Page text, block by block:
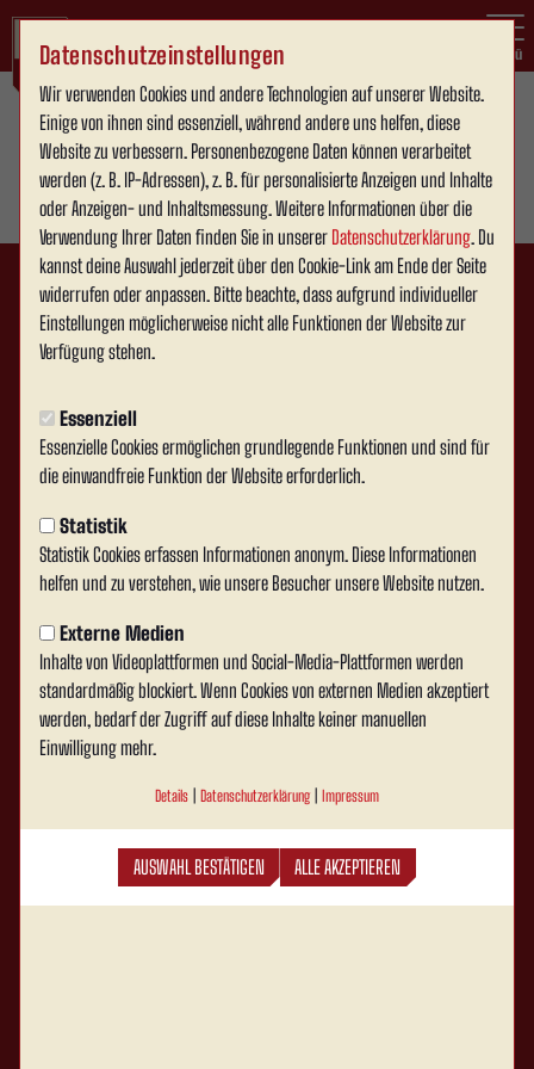
Datenschutzeinstellungen
Wir verwenden Cookies und andere Technologien auf unserer Website.
Einige von ihnen sind essenziell, während andere uns helfen, diese
Website zu verbessern. Personenbezogene Daten können verarbeitet
werden (z. B. IP-Adressen), z. B. für personalisierte Anzeigen und Inhalte
oder Anzeigen- und Inhaltsmessung. Weitere Informationen über die
Verwendung Ihrer Daten finden Sie in unserer Datenschutzerklärung. Du
kannst deine Auswahl jederzeit über den Cookie-Link am Ende der Seite
widerrufen oder anpassen. Bitte beachte, dass aufgrund individueller
Einstellungen möglicherweise nicht alle Funktionen der Website zur
Verfügung stehen.
Essenziell
Essenzielle Cookies ermöglichen grundlegende Funktionen und sind für
die einwandfreie Funktion der Website erforderlich.
Statistik
Statistik Cookies erfassen Informationen anonym. Diese Informationen
helfen und zu verstehen, wie unsere Besucher unsere Website nutzen.
Externe Medien
Inhalte von Videoplattformen und Social-Media-Plattformen werden
standardmäßig blockiert. Wenn Cookies von externen Medien akzeptiert
werden, bedarf der Zugriff auf diese Inhalte keiner manuellen
Einwilligung mehr.
Details Datenschutzerklärung Impressum
AUSWAHL BESTÄTIGEN ALLE AKZEPTIEREN
Menü